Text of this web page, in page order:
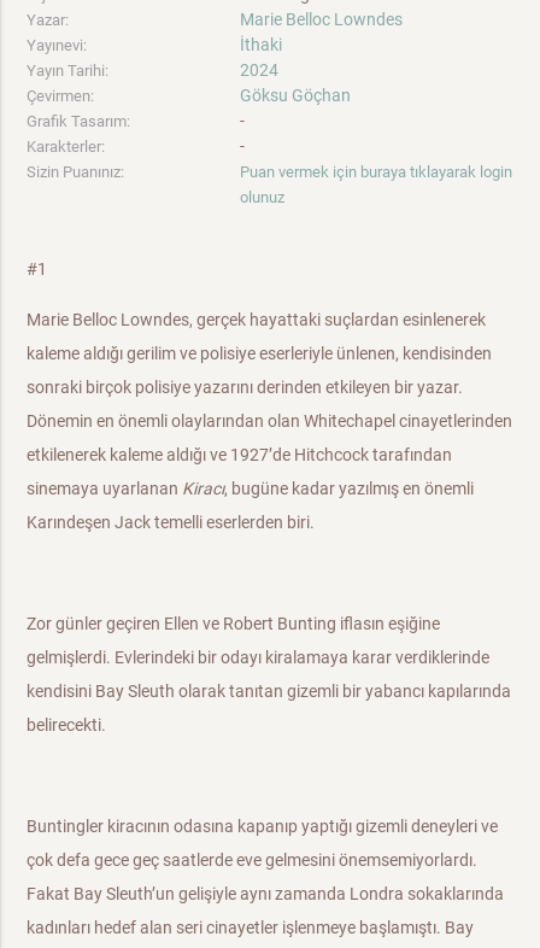
Yazar: Marie Belloc Lowndes
Yayınevi: İthaki
Yayın Tarihi: 2024
Çevirmen: Göksu Göçhan
Grafik Tasarım: -
Karakterler: -
Sizin Puanınız:
Puan vermek için buraya tıklayarak login
olunuz
#1
Marie Belloc Lowndes, gerçek hayattaki suçlardan esinlenerek
kaleme aldığı gerilim ve polisiye eserleriyle ünlenen, kendisinden
sonraki bir­çok polisiye yazarını derinden etkileyen bir yazar.
Dönemin en önemli olaylarından olan Whitechapel cinayetlerinden
etkilenerek kaleme al­dığı ve 1927’de Hitchcock tarafından
sinemaya uyarlanan Kiracı, bu­güne kadar yazılmış en önemli
Karındeşen Jack temelli eserlerden biri.
Zor günler geçiren Ellen ve Robert Bunting iflasın eşiğine
gelmişler­di. Evlerindeki bir odayı kiralamaya karar verdiklerinde
kendisini Bay Sleuth olarak tanıtan gizemli bir yabancı kapılarında
belirecekti.
Buntingler kiracının odasına kapanıp yaptığı gizemli deneyleri ve
çok defa gece geç saatlerde eve gelmesini önemsemiyorlardı.
Fakat Bay Sleuth’un gelişiyle aynı zamanda Londra sokaklarında
kadınları hedef alan seri cinayetler işlenmeye başlamıştı. Bay